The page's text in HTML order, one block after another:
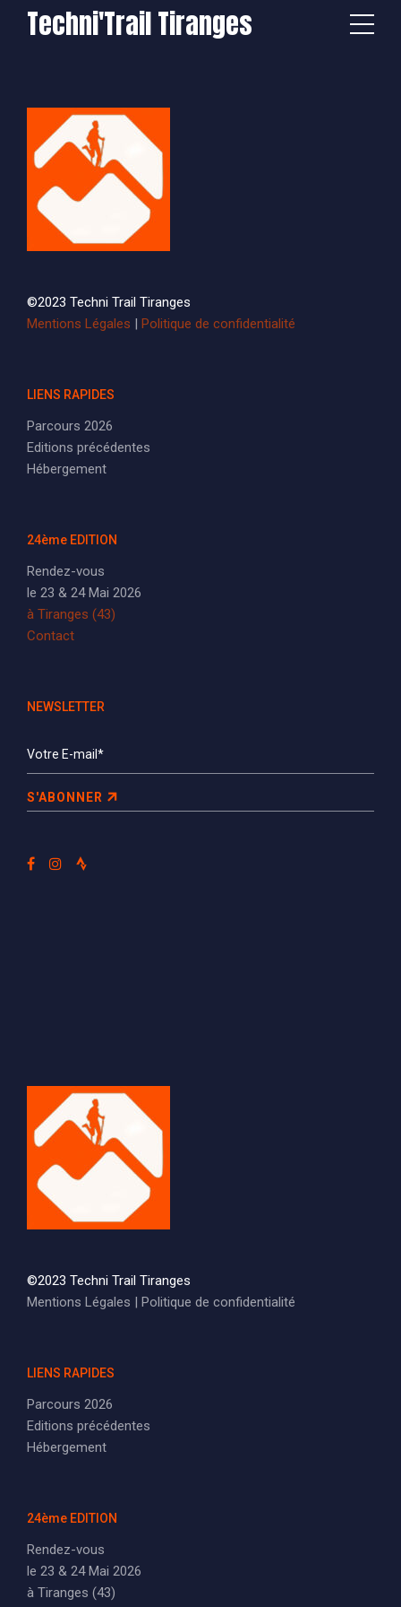
Techni'Trail Tiranges
©2023 Techni Trail Tiranges
Mentions Légales | Politique de confidentialité
LIENS RAPIDES
Parcours 2026
Editions précédentes
Hébergement
24ème EDITION
Rendez-vous
le 23 & 24 Mai 2026
à Tiranges (43)
Contact
NEWSLETTER
S'ABONNER
©2023 Techni Trail Tiranges
Mentions Légales | Politique de confidentialité
LIENS RAPIDES
Parcours 2026
Editions précédentes
Hébergement
24ème EDITION
Rendez-vous
le 23 & 24 Mai 2026
à Tiranges (43)